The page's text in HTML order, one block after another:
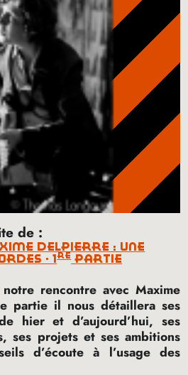
de :
- 1repartie
rencontre avec Maxime
partie il nous détaillera ses
hier et d’aujourd’hui, ses
ses projets et ses ambitions
d’écoute à l’usage des